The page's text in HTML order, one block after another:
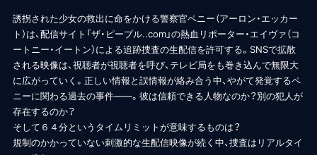
誘拐された少女の救出に命をかける警察官ペニー（アーロン・エッカー
ト）は、配信サイト「ザ・ピープル..com」の熱血リポーター・エイヴァ（コ
ートニー・イートン）による追跡捜査の生配信を許可する。SNSで拡散
される映像は、視聴者が視聴者を呼び、テレビ局をも巻き込んで無限大
に広がっていく。正しい情報と誤情報が絡み合う中、やがて発覚するペ
ニーに関わる過去の事件――。彼は信頼できる人物なのか？別の犯人が
存在するのか？
そして６４分というタイムリミットが意味するものは？
規制のかかっていない刺激的な生配信映像が続く中、捜査はリアルタイ